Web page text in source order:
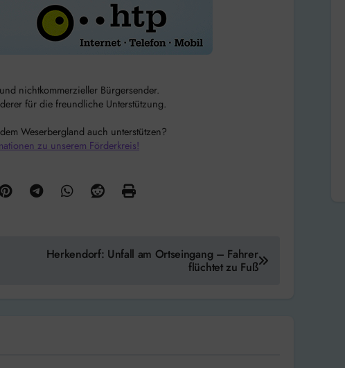
nichtkommerzieller Bürgersender.
für die freundliche Unterstützung.
Weserbergland auch unterstützen?
zu unserem Förderkreis!
Herkendorf: Unfall am Ortseingang – Fahrer
flüchtet zu Fuß